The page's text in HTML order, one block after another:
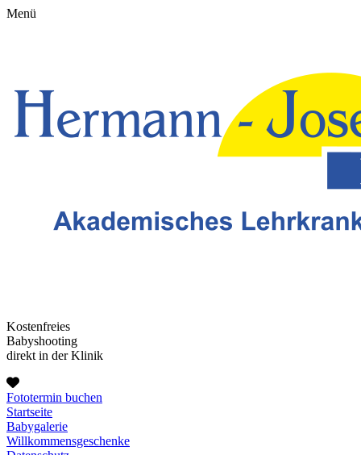
Menü
Kostenfreies
Babyshooting
direkt in der Klinik
Fototermin buchen
Startseite
Babygalerie
Willkommensgeschenke